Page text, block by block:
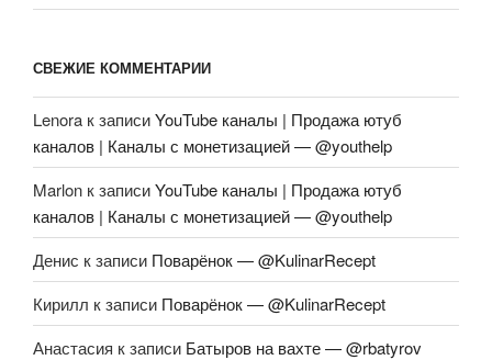
СВЕЖИЕ КОММЕНТАРИИ
Lenora к записиYouTube каналы | Продажа ютуб
каналов | Каналы с монетизацией — @youthelp
Marlon к записиYouTube каналы | Продажа ютуб
каналов | Каналы с монетизацией — @youthelp
Денис к записи Поварёнок — @KulinarRecept
Кирилл к записи Поварёнок — @KulinarRecept
Анастасия к записи Батыров на вахте — @rbatyrov